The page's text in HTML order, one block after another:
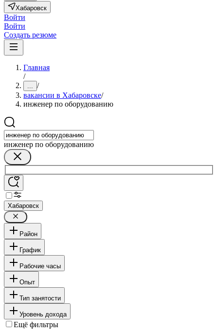
Хабаровск
Войти
Войти
Создать резюме
Главная
/
... /
вакансии в Хабаровске/
инженер по оборудованию
инженер по оборудованию
Хабаровск
Район
График
Рабочие часы
Опыт
Тип занятости
Уровень дохода
Ещё фильтры